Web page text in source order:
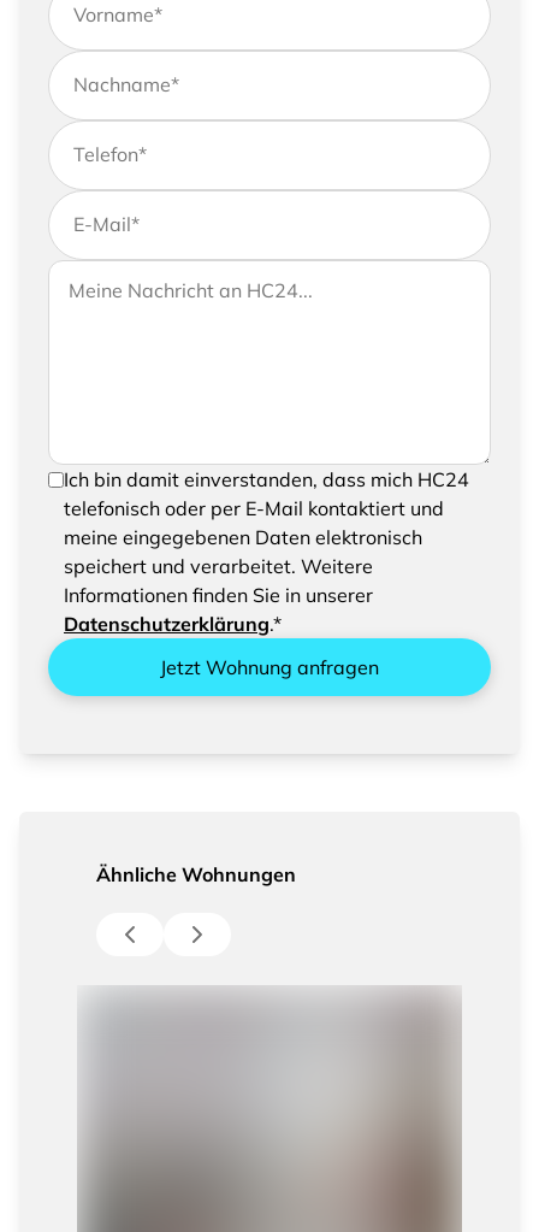
Vorname*
Nachname*
Telefon*
E-Mail*
Wenn Sie uns weitere Informationen zukommen
lassen möchten, können Sie Ihrer Anfrage gerne
Ihre Nachricht an HC24
Um Ihre Anfrage senden zu können, bestätigen
Sie bitte das Speichern und Verarbeiten Ihrer
eingegebenen Daten
Ich bin damit einverstanden, dass mich HC24
telefonisch oder per E-Mail kontaktiert und
meine eingegebenen Daten elektronisch
speichert und verarbeitet. Weitere
Informationen finden Sie in unserer
Datenschutzerklärung.*
Jetzt Wohnung anfragen
Ähnliche Wohnungen